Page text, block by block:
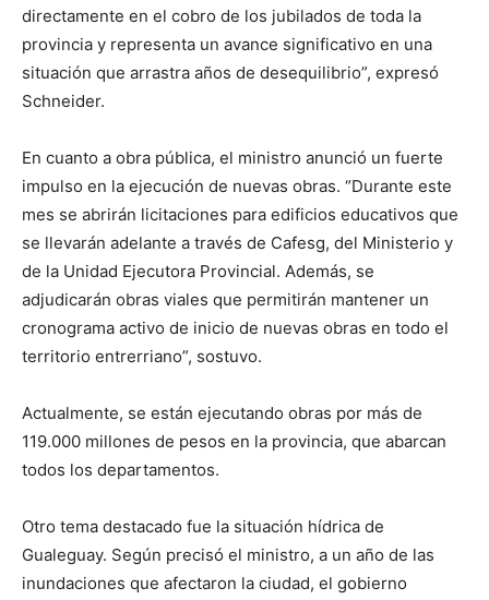
directamente en el cobro de los jubilados de toda la
provincia y representa un avance significativo en una
situación que arrastra años de desequilibrio”, expresó
Schneider.
En cuanto a obra pública, el ministro anunció un fuerte
impulso en la ejecución de nuevas obras. “Durante este
mes se abrirán licitaciones para edificios educativos que
se llevarán adelante a través de Cafesg, del Ministerio y
de la Unidad Ejecutora Provincial. Además, se
adjudicarán obras viales que permitirán mantener un
cronograma activo de inicio de nuevas obras en todo el
territorio entrerriano”, sostuvo.
Actualmente, se están ejecutando obras por más de
119.000 millones de pesos en la provincia, que abarcan
todos los departamentos.
Otro tema destacado fue la situación hídrica de
Gualeguay. Según precisó el ministro, a un año de las
inundaciones que afectaron la ciudad, el gobierno